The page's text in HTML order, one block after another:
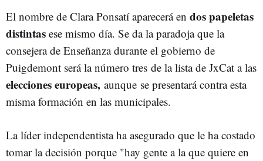
El nombre de Clara Ponsatí aparecerá en dos papeletas
distintas ese mismo día. Se da la paradoja que la
consejera de Enseñanza durante el gobierno de
Puigdemont será la número tres de la lista de JxCat a las
elecciones europeas, aunque se presentará contra esta
misma formación en las municipales.
La líder independentista ha asegurado que le ha costado
tomar la decisión porque "hay gente a la que quiere en